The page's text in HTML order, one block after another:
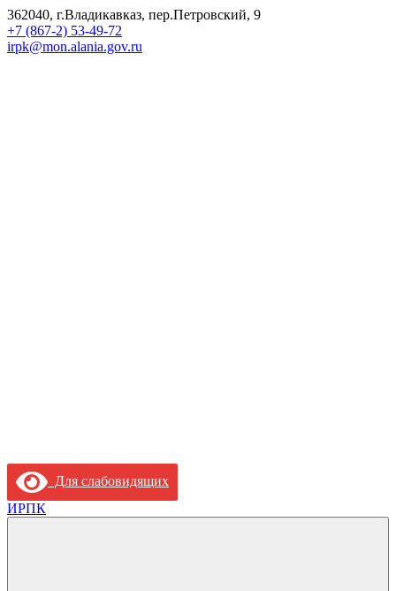
362040, г.Владикавказ, пер.Петровский, 9
+7 (867-2) 53-49-72
irpk@mon.alania.gov.ru
Для слабовидящих
ИРПК